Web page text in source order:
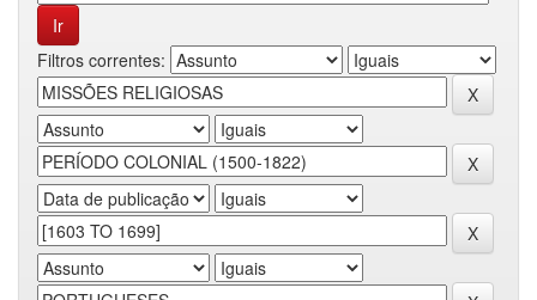
Filtros correntes: